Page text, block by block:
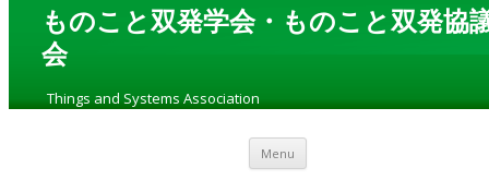
ものこと双発学会・ものこと双発協
会
„Things and Systems Association
Menu Skip to content